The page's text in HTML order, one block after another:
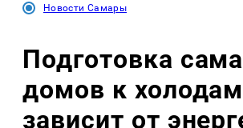
Новости Самары
Подготовка
домов к
зависит от